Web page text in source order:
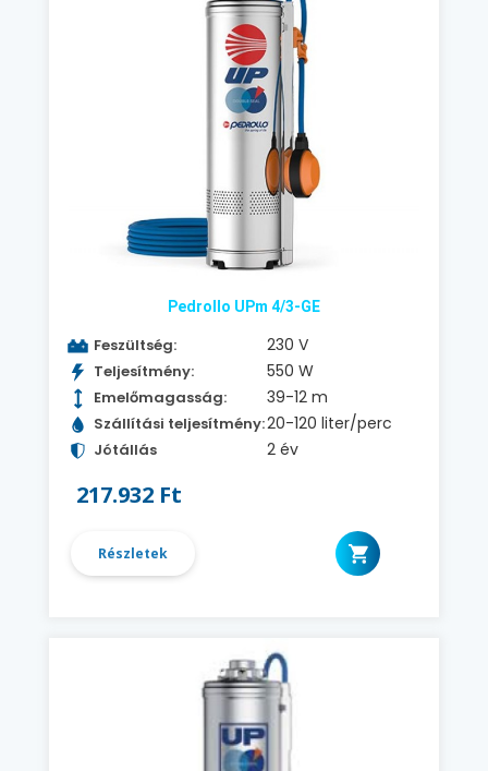
Pedrollo UPm 4/3-GE
Feszültség: 230 V
Teljesítmény: 550 W
Emelőmagasság: 39-12 m
Szállítási teljesítmény:20-120 liter/perc
Jótállás 2 év
217.932 Ft
Részletek